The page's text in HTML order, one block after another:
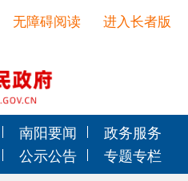
进入长者版
无障碍阅读
南阳要闻
政务服务
公示公告
专题专栏